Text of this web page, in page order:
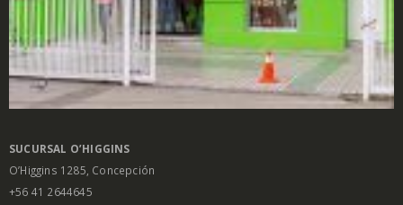
SUCURSAL O’HIGGINS
O’Higgins 1285, Concepción
+56 41 2644645